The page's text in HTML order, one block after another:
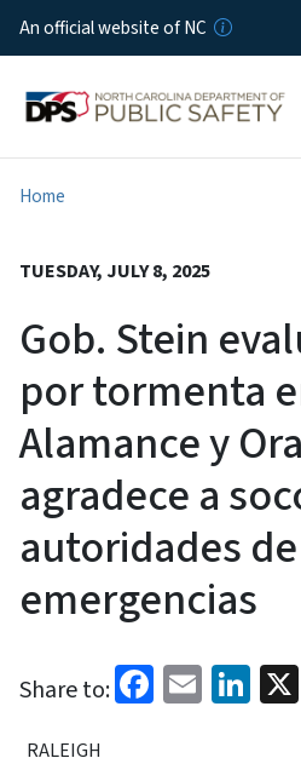
An official website of NC
Home
TUESDAY, JULY 8, 2025
Gob. Stein
por tormenta
Alamance y
agradece a
autoridades
emergencias
Share to: Facebook
Email
RALEIGH